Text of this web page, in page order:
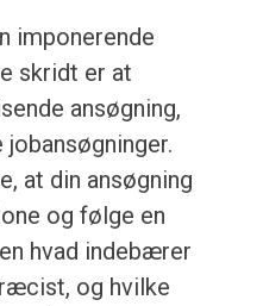
imponerende
skridt er at
ansøgning,
at din ansøgning
og følge en
hvad indebærer
og hvilke